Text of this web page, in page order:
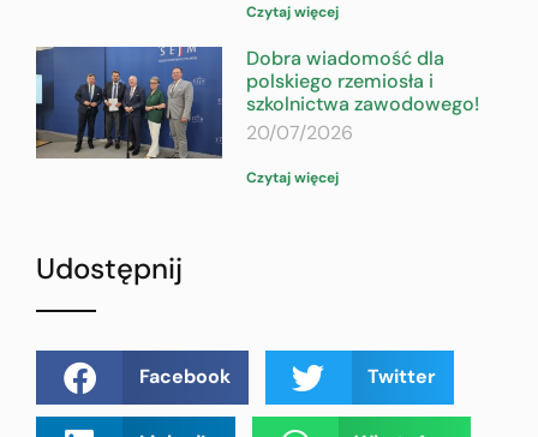
Czytaj więcej
Dobra wiadomość dla
polskiego rzemiosła i
szkolnictwa zawodowego!
20/07/2026
Czytaj więcej
Udostępnij
Facebook Twitter